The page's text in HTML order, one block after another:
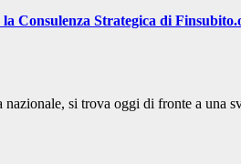
Strategica di
si trova oggi di fronte a